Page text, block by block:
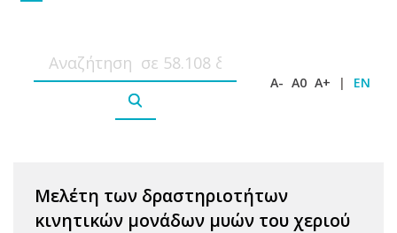
A- A0 A+ | EN
Μελέτη των δραστηριοτήτων
κινητικών μονάδων μυών του χεριού